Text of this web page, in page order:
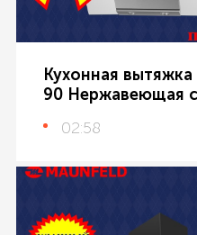
Кухонная
90 Нержавеющая
02:58